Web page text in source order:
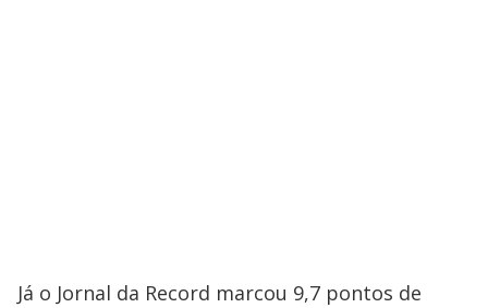
Já o Jornal da Record marcou 9,7 pontos de